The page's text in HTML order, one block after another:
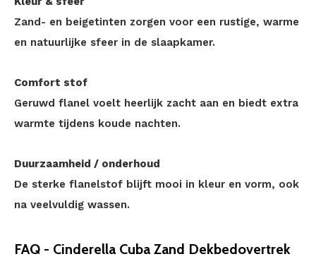
Zand- en beigetinten zorgen voor een rustige, warme
en natuurlijke sfeer in de slaapkamer.
Comfort stof
Geruwd flanel voelt heerlijk zacht aan en biedt extra
warmte tijdens koude nachten.
Duurzaamheid / onderhoud
De sterke flanelstof blijft mooi in kleur en vorm, ook
na veelvuldig wassen.
FAQ - Cinderella Cuba Zand Dekbedovertrek